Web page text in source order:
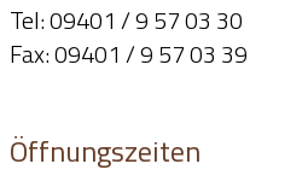
Tel: 09401 / 9 57 03 30
Fax: 09401 / 9 57 03 39
Öffnungszeiten